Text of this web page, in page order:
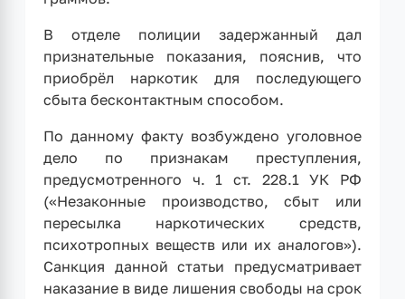
В отделе полиции задержанный дал
признательные показания, пояснив, что
приобрёл наркотик для последующего
сбыта бесконтактным способом.
По данному факту возбуждено уголовное
дело по признакам преступления,
предусмотренного ч. 1 ст. 228.1 УК РФ
(«Незаконные производство, сбыт или
пересылка наркотических средств,
психотропных веществ или их аналогов»).
Санкция данной статьи предусматривает
наказание в виде лишения свободы на срок